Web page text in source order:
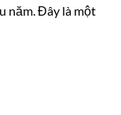
năm. Đây là một